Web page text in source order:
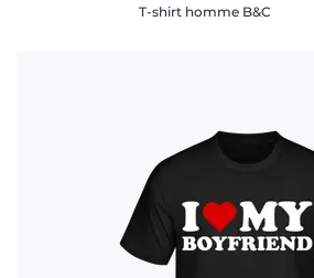
T-shirt homme B&C